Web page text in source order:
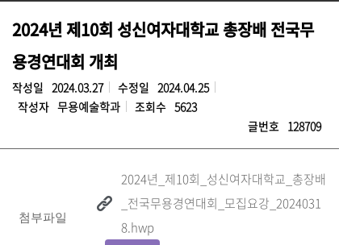
2024년 제10회 성신여자대학교 총장배 전국무
용경연대회 개최
작성일 2024.03.27 수정일 2024.04.25
작성자 무용예술학과 조회수 5623
글번호 128709
첨부파일
2024년_제10회_성신여자대학교_총장배
_전국무용경연대회_모집요강_2024031
8.hwp